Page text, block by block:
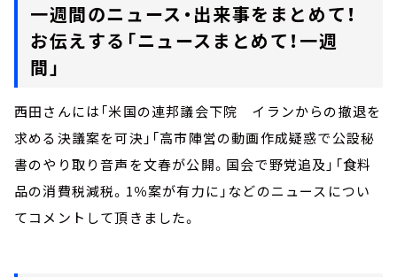
一週間のニュース・出来事をまとめて！
お伝えする「ニュースまとめて！一週
間」
西田さんには「米国の連邦議会下院 イランからの撤退を
求める決議案を可決」「高市陣営の動画作成疑惑で公設秘
書のやり取り音声を文春が公開。国会で野党追及」「食料
品の消費税減税。1％案が有力に」などのニュースについ
てコメントして頂きました。